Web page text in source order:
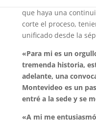
que haya una
corte el proceso,
unificado desde la
«Para mi es un
tremenda historia,
adelante, una
Montevideo es un
entré a la sede y se
«A mi me